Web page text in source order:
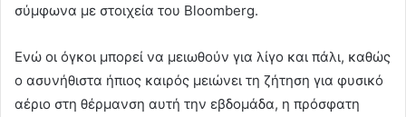
σύμφωνα με στοιχεία του Bloomberg.
Ενώ οι όγκοι μπορεί να μειωθούν για λίγο και πάλι, καθώς
ο ασυνήθιστα ήπιος καιρός μειώνει τη ζήτηση για φυσικό
αέριο στη θέρμανση αυτή την εβδομάδα, η πρόσφατη